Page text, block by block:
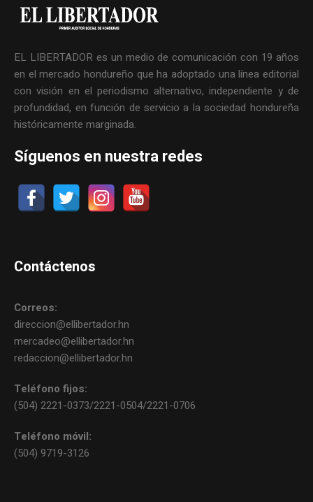
EL LIBERTADOR es un medio de comunicación con 19 años
en el mercado hondureño que ha adoptado una línea editorial
con visión en el periodismo alternativo, independiente y de
profundidad, en función de servicio a la sociedad hondureña
históricamente marginada.
Síguenos en nuestra redes
Contáctenos
Correos:
direccion@ellibertador.hn
mercadeo@ellibertador.hn
redaccion@ellibertador.hn
Teléfono fijos:
(504) 2221-0373/2221-0504/2221-0706
Teléfono móvil:
(504) 9719-3126